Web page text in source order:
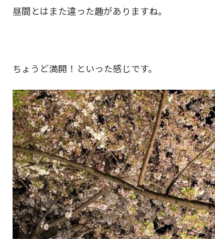
昼間とはまた違った趣がありますね。
ちょうど満開！といった感じです。